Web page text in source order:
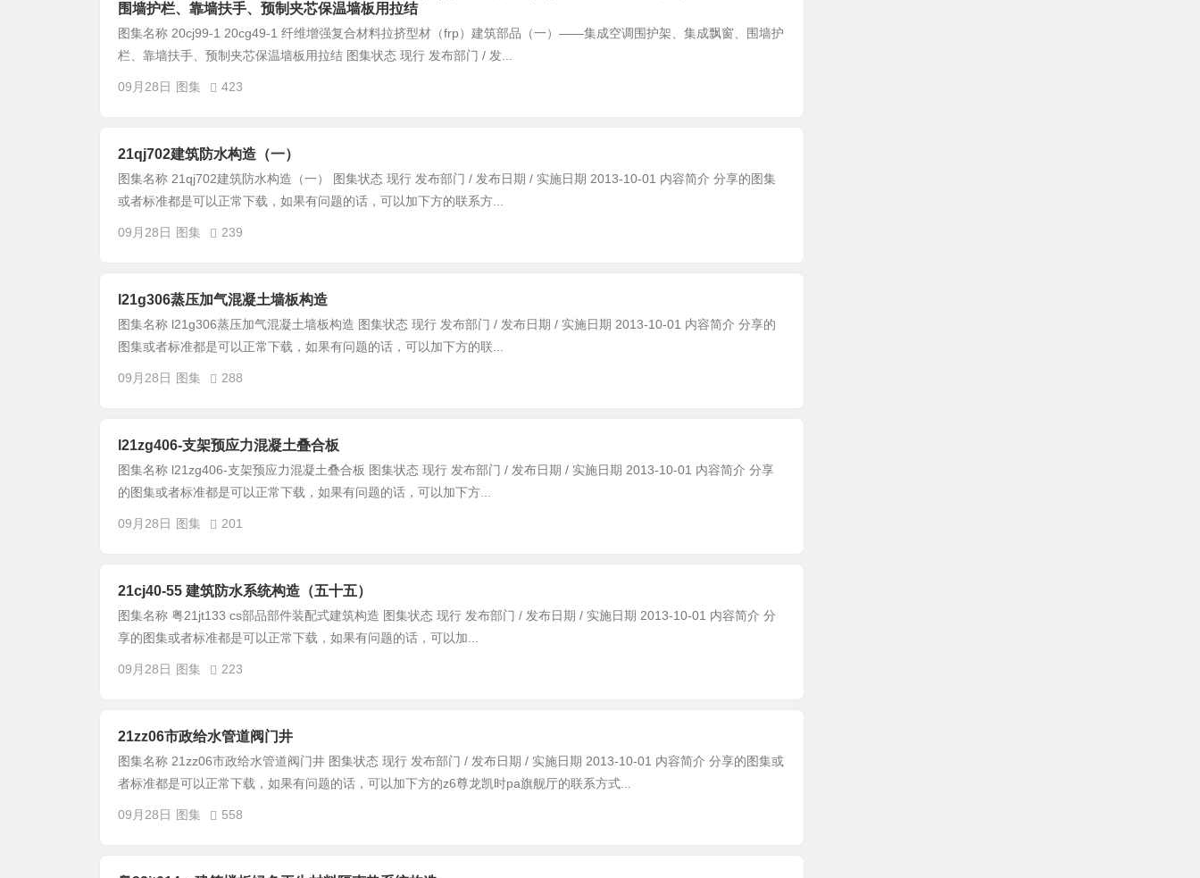
围墙护栏、靠墙扶手、预制夹芯保温墙板用拉结
图集名称 20cj99-1 20cg49-1 纤维增强复合材料拉挤型材（frp）建筑部品（一）——集成空调围护架、集成飘窗、围墙护
栏、靠墙扶手、预制夹芯保温墙板用拉结 图集状态 现行 发布部门 / 发...
09月28日 图集 423
21qj702建筑防水构造（一）
图集名称 21qj702建筑防水构造（一） 图集状态 现行 发布部门 / 发布日期 / 实施日期 2013-10-01 内容简介 分享的图集
或者标准都是可以正常下载，如果有问题的话，可以加下方的联系方...
09月28日 图集 239
l21g306蒸压加气混凝土墙板构造
图集名称 l21g306蒸压加气混凝土墙板构造 图集状态 现行 发布部门 / 发布日期 / 实施日期 2013-10-01 内容简介 分享的
图集或者标准都是可以正常下载，如果有问题的话，可以加下方的联...
09月28日 图集 288
l21zg406-支架预应力混凝土叠合板
图集名称 l21zg406-支架预应力混凝土叠合板 图集状态 现行 发布部门 / 发布日期 / 实施日期 2013-10-01 内容简介 分享
的图集或者标准都是可以正常下载，如果有问题的话，可以加下方...
09月28日 图集 201
21cj40-55 建筑防水系统构造（五十五）
图集名称 粤21jt133 cs部品部件装配式建筑构造 图集状态 现行 发布部门 / 发布日期 / 实施日期 2013-10-01 内容简介 分
享的图集或者标准都是可以正常下载，如果有问题的话，可以加...
09月28日 图集 223
21zz06市政给水管道阀门井
图集名称 21zz06市政给水管道阀门井 图集状态 现行 发布部门 / 发布日期 / 实施日期 2013-10-01 内容简介 分享的图集或
者标准都是可以正常下载，如果有问题的话，可以加下方的z6尊龙凯时pa旗舰厅的联系方式...
09月28日 图集 558